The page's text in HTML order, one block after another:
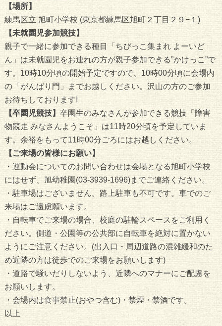
【場所】
練馬区立 旭町小学校 (東京都練馬区旭町２丁目２９−１)
【未就園児参加競技】
親子で一緒に参加できる種目「ちびっこ集まれ よーいど
ん」は未就園児をお連れの方が親子参加できる”かけっこ”で
す。10時10分頃の開始予定ですので、10時00分頃に会場内
の「がんばり門」までお越しください。沢山の方のご参加
お待ちしております!
【卒園児競技】 卒園生のみなさんが参加できる競技「障害
物競走 みなさんようこそ」は11時20分頃を予定していま
す。余裕をもって11時00分ごろにはお越しください。
【ご来場の皆様にお願い】
・運動会についてのお問い合わせは会場となる旭町小学校
にはせず、旭幼稚園(03-3939-1696)までご連絡ください。
・駐車場はございません。路上駐車も不可です。車でのご
来場はご遠慮願います。
・自転車でご来場の場合、校庭の駐輪スペースをご利用く
ださい。側道・公園等の公共部に自転車を絶対に置かない
ようにご注意ください。(出入口・周辺道路の混雑緩和のた
め近隣の方は徒歩でのご来場をお願いします)
・道路で騒いだりしないよう、近隣へのマナーにご配慮を
お願いします。
・会場内は食事禁止(おやつ含む)・禁煙・禁酒です。
以上